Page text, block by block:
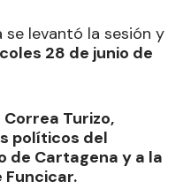
levantó la sesión y
28 de junio de
Turizo,
políticos del
de Cartagena y a la
Funcicar.